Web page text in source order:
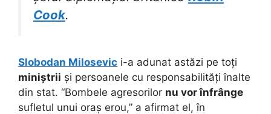
Cook.
Slobodan Milosevic i-a adunat astăzi pe toți
miniștrii și persoanele cu responsabilități înalte
din stat. “Bombele agresorilor nu vor înfrânge
sufletul unui oraș erou,” a afirmat el, în